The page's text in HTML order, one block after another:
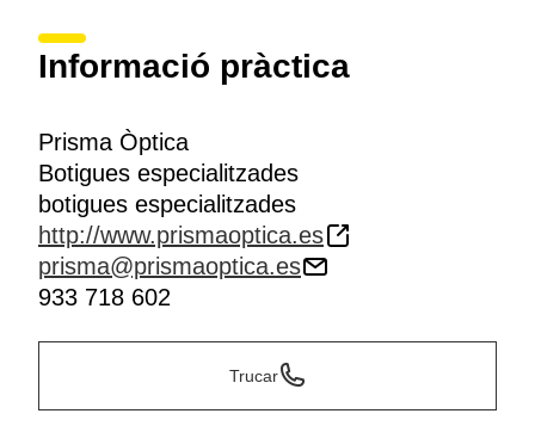
Informació pràctica
Prisma Òptica
Botigues especialitzades
botigues especialitzades
http://www.prismaoptica.es
prisma@prismaoptica.es
933 718 602
Trucar